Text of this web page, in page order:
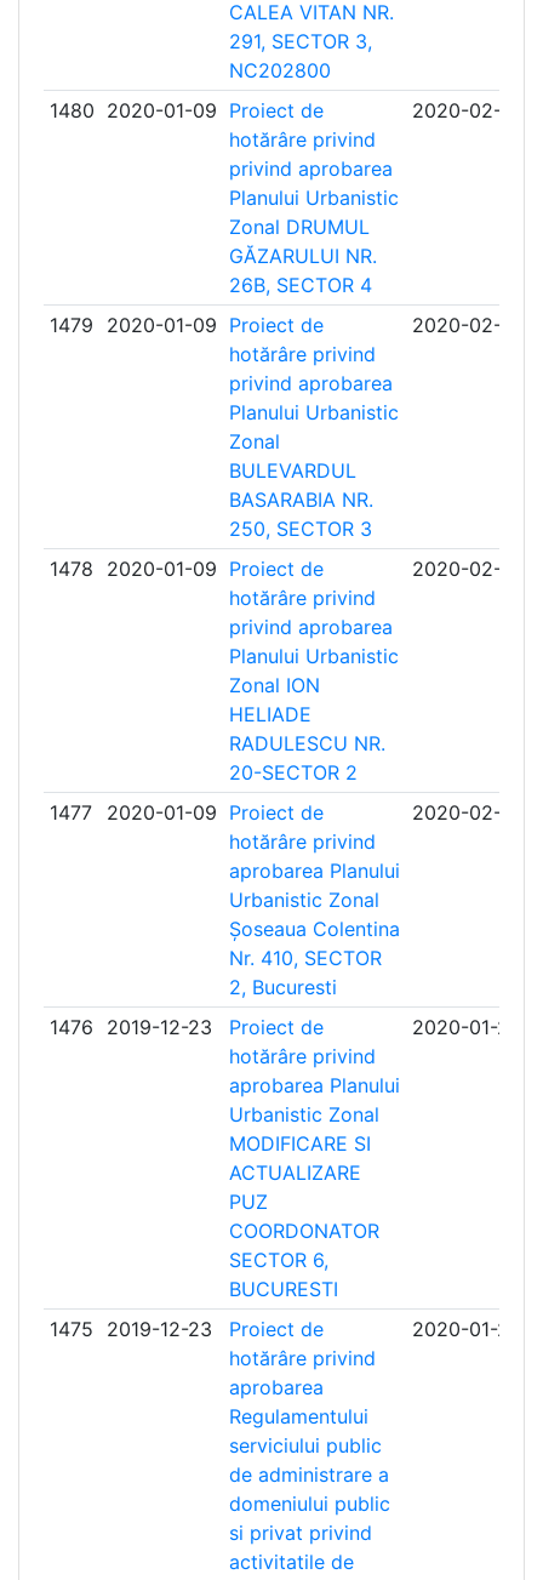
CALEA VITAN NR.
291, SECTOR 3,
NC202800
1480 2020-01-09 Proiect de
hotărâre privind
privind aprobarea
Planului Urbanistic
Zonal DRUMUL
GĂZARULUI NR.
26B, SECTOR 4
2020-02-10
1479 2020-01-09 Proiect de
hotărâre privind
privind aprobarea
Planului Urbanistic
Zonal
BULEVARDUL
BASARABIA NR.
250, SECTOR 3
2020-02-10
1478 2020-01-09 Proiect de
hotărâre privind
privind aprobarea
Planului Urbanistic
Zonal ION
HELIADE
RADULESCU NR.
20-SECTOR 2
2020-02-10
1477 2020-01-09 Proiect de
hotărâre privind
aprobarea Planului
Urbanistic Zonal
Șoseaua Colentina
Nr. 410, SECTOR
2, Bucuresti
2020-02-10
1476 2019-12-23
Proiect de
hotărâre privind
aprobarea Planului
Urbanistic Zonal
MODIFICARE SI
ACTUALIZARE
PUZ
COORDONATOR
SECTOR 6,
BUCURESTI
2020-01-23
1475 2019-12-23
Proiect de
hotărâre privind
aprobarea
Regulamentului
serviciului public
de administrare a
domeniului public
si privat privind
activitatile de
2020-01-23